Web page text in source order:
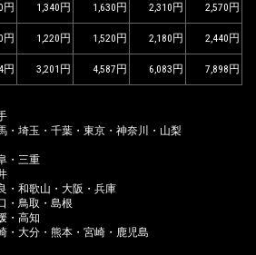
1,340 1,630 2,310 2,570
1,220 1,520 2,180 2,440
3,201 4,587 6,083 7,898
・埼玉・千葉・東京・神奈川・山梨
・三重
・和歌山・大阪・兵庫
・鳥取・島根
・高知
・大分・熊本・宮崎・鹿児島